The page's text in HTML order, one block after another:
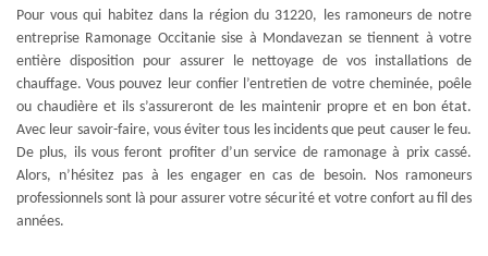
Pour vous qui habitez dans la région du 31220, les ramoneurs de notre
entreprise Ramonage Occitanie sise à Mondavezan se tiennent à votre
entière disposition pour assurer le nettoyage de vos installations de
chauffage. Vous pouvez leur confier l’entretien de votre cheminée, poêle
ou chaudière et ils s’assureront de les maintenir propre et en bon état.
Avec leur savoir-faire, vous éviter tous les incidents que peut causer le feu.
De plus, ils vous feront profiter d’un service de ramonage à prix cassé.
Alors, n’hésitez pas à les engager en cas de besoin. Nos ramoneurs
professionnels sont là pour assurer votre sécurité et votre confort au fil des
années.